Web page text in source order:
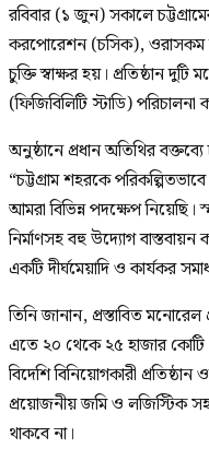
রবিবার (১ জুন) সকালে
করপোরেশন (চসিক), ওরাসকম
চুক্তি স্বাক্ষর হয়। প্রতিষ্ঠান দুটি
(ফিজিবিলিটি স্টাডি) পরিচালনা
অনুষ্ঠানে প্রধান অতিথির
“চট্টগ্রাম শহরকে
আমরা বিভিন্ন পদক্ষেপ নিয়েছি।
নির্মাণসহ বহু উদ্যোগ
একটি দীর্ঘমেয়াদি ও কার্যকর
তিনি জানান, প্রস্তাবিত মনোরেল
এতে ২০ থেকে ২৫ হাজার কোটি
বিদেশি বিনিয়োগকারী
প্রয়োজনীয় জমি ও লজিস্টিক
থাকবে না।